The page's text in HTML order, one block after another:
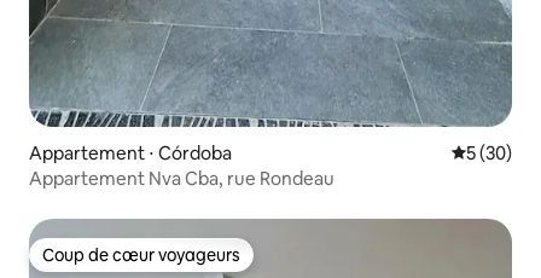
Appartement ⋅ Córdoba
5 (30)
Appartement Nva Cba, rue Rondeau
Coup de cœur voyageurs
Coup de cœur voyageurs